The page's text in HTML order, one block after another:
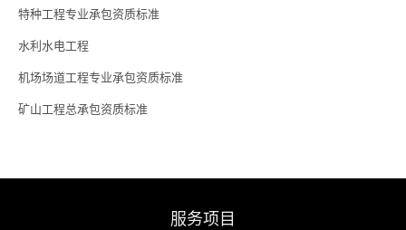
特种工程专业承包资质标准
水利水电工程
机场场道工程专业承包资质标准
矿山工程总承包资质标准
服务项目